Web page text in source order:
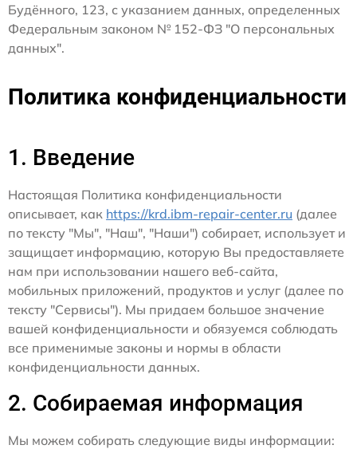
Будённого, 123, с указанием данных, определенных
Федеральным законом № 152-ФЗ "О персональных
данных".
Политика конфиденциальности
1. Введение
Настоящая Политика конфиденциальности
описывает, как https://krd.ibm-repair-center.ru (далее
по тексту "Мы", "Наш", "Наши") собирает, использует и
защищает информацию, которую Вы предоставляете
нам при использовании нашего веб-сайта,
мобильных приложений, продуктов и услуг (далее по
тексту "Сервисы"). Мы придаем большое значение
вашей конфиденциальности и обязуемся соблюдать
все применимые законы и нормы в области
конфиденциальности данных.
2. Собираемая информация
Мы можем собирать следующие виды информации: